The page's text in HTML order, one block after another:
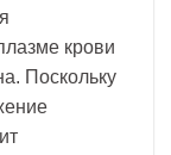
крови
Поскольку